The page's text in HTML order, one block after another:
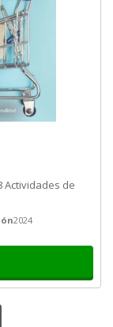
Actividades de
2024